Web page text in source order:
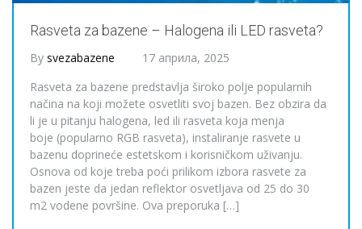
Rasveta za bazene – Halogena ili LED rasveta?
By svezabazene
17 априла, 2025
Rasveta za bazene predstavlja široko polje popularnih
načina na koji možete osvetliti svoj bazen. Bez obzira da
li je u pitanju halogena, led ili rasveta koja menja
boje (popularno RGB rasveta), instaliranje rasvete u
bazenu doprineće estetskom i korisničkom uživanju.
Osnova od koje treba poći prilikom izbora rasvete za
bazen jeste da jedan reflektor osvetljava od 25 do 30
m2 vodene površine. Ova preporuka […]